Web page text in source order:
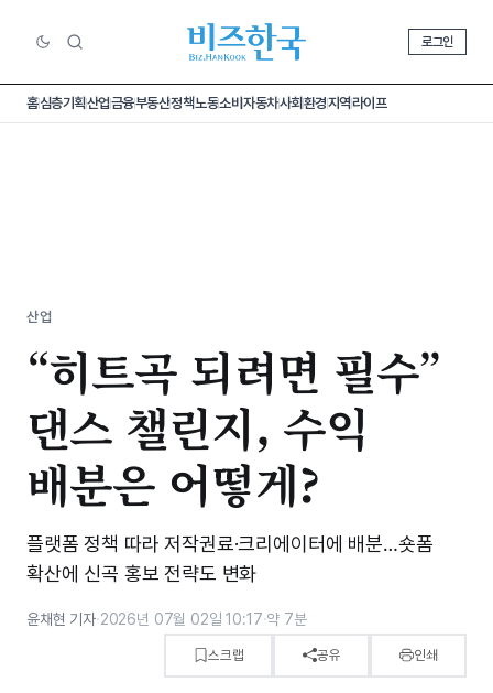
로그인
홈심층기획산업금융부동산정책노동소비 자동차사회환경지역라이프
산업
“히트곡 되려면 필수”
댄스 챌린지, 수익
배분은 어떻게?
플랫폼 정책 따라 저작권료·크리에이터에 배분…숏폼
확산에 신곡 홍보 전략도 변화
윤채현 기자·2026년 07월 02일 10:17·약 7분
스크랩 공유 인쇄